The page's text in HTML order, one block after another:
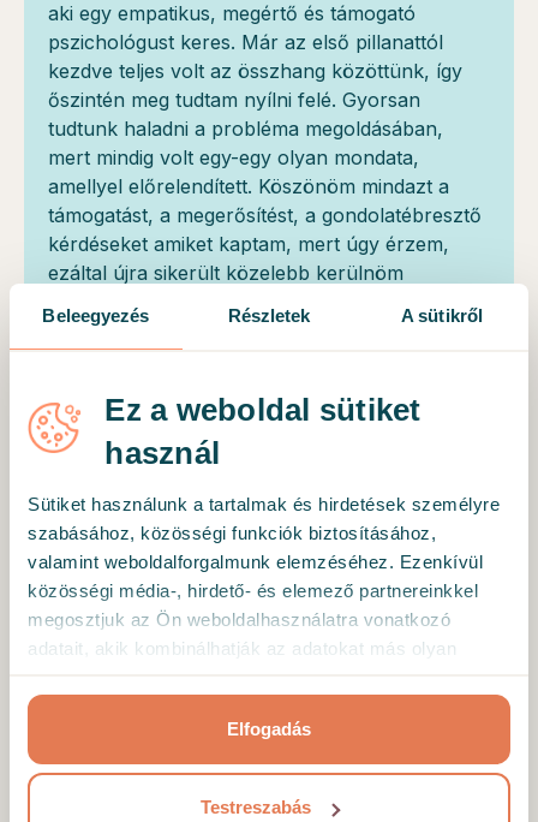
Beleegyezés Részletek A sütikről
Ez a weboldal sütiket
használ
Sütiket használunk a tartalmak és hirdetések személyre
szabásához, közösségi funkciók biztosításához,
valamint weboldalforgalmunk elemzéséhez. Ezenkívül
közösségi média-, hirdető- és elemező partnereinkkel
megosztjuk az Ön weboldalhasználatra vonatkozó
adatait, akik kombinálhatják az adatokat más olyan
Ön által használt más szolgáltatásokból gyűjtöttek.
Elfogadás
Testreszabás
aki egy empatikus, megértő és támogató
pszichológust keres. Már az első pillanattól
kezdve teljes volt az összhang közöttünk, így
őszintén meg tudtam nyílni felé. Gyorsan
tudtunk haladni a probléma megoldásában,
mert mindig volt egy-egy olyan mondata,
amellyel előrelendített. Köszönöm mindazt a
támogatást, a megerősítést, a gondolatébresztő
kérdéseket amiket kaptam, mert úgy érzem,
ezáltal újra sikerült közelebb kerülnöm
önmagamhoz! Végtelenül hálás vagyok
mindezért, és nagyon örülök, hogy őt
Mottó
A kapcsolat maga a gyógyító közeg — a
megértés, elfogadás és figyelem terében
születik a változás. Klienseimet ezek mentén
kísérem a tudatosítás, a reflexió és az integráció
útján.
A szakember képzettsége és
Munkám célja, hogy a klienseimmel közösen
olyan biztonságos teret hozzunk létre, ahol az